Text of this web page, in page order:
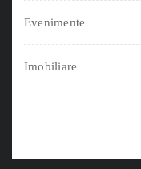
Evenimente
Imobiliare